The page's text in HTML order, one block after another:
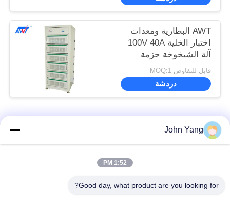
AWT البطارية ومعدات
اختبار الخلية 100V 40A
آلة الشيخوخة حزمة
بطارية الليثيوم
قابل للتفاوض MOQ:1
دردشة
فئات شعبية
John Yang
1:52 PM
Good day, what product are you looking for?